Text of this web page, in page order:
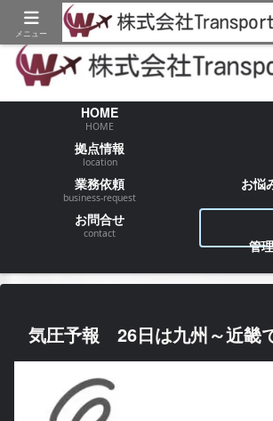
【物流/運送/配送】でお困りの事が御座いましたら
HOME
HOME
拠点情報
location
業務依頼
business-request
お悩
お問合せ
contact
管
気圧予報 26日は九州～近畿
メニュー